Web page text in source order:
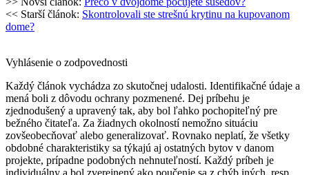
<< Starší článok: Skontrolovali ste strešnú krytinu na kupovanom
dome?
Vyhlásenie o zodpovednosti
Každý článok vychádza zo skutočnej udalosti. Identifikačné údaje a
mená boli z dôvodu ochrany pozmenené. Dej príbehu je
zjednodušený a upravený tak, aby bol ľahko pochopiteľný pre
bežného čitateľa. Za žiadnych okolností nemožno situáciu
zovšeobecňovať alebo generalizovať. Rovnako neplatí, že všetky
obdobné charakteristiky sa týkajú aj ostatných bytov v danom
projekte, prípadne podobných nehnuteľností. Každý príbeh je
individuálny a bol zverejnený ako poučenie sa z chýb iných, resp.